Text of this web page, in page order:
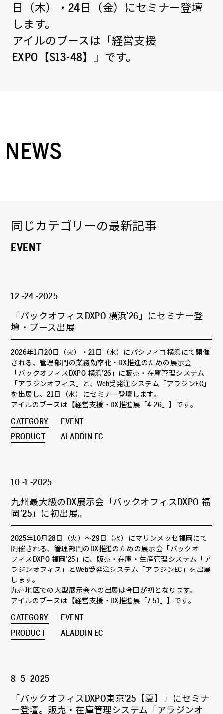
日（木）・24日（金）にセミナー登壇
します。
アイルのブースは「経営支援
EXPO【S13-48】」です。
NEWS
同じカテゴリーの最新記事
EVENT
12 -24 -2025
「バックオフィスDXPO 横浜’26」にセミナー登
壇・ブース出展
2026年1月20日（火）・21日（水）にパシフィコ横浜にて開催
される、管理部門の業務効率化・DX推進のための展示会
「バックオフィスDXPO 横浜’26」に販売・在庫管理システム
「アラジンオフィス」と、Web受発注システム「アラジンEC」
を出展し、21日（水）にセミナー登壇します。
アイルのブースは【経営支援・DX推進展「4-26」】です。
CATEGORY
EVENT
PRODUCT
ALADDIN EC
10 -1 -2025
九州最大級のDX展示会「バックオフィスDXPO 福
岡’25」に初出展。
2025年10月28日（火）～29日（水）にマリンメッセ福岡にて
開催される、管理部門のDX推進のための展示会「バックオ
フィスDXPO 福岡’25」に、販売・在庫・生産管理システム「ア
ラジンオフィス」とWeb受発注システム「アラジンEC」を出展
します。
九州地区での大型展示会への出展は今回が初となります。
アイルのブースは【経営支援・DX推進展「7-51」】です。
CATEGORY
EVENT
PRODUCT
ALADDIN EC
8 -5 -2025
「バックオフィスDXPO東京’25【夏】」にセミナ
ー登壇。販売・在庫管理システム「アラジンオ